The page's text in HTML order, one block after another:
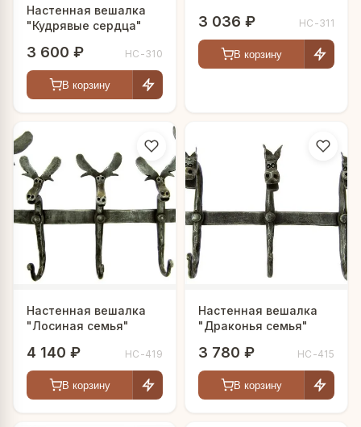
Настенная вешалка
"Кудрявые сердца"
3 600 ₽ HC-310
В корзину
3 036 ₽ HC-311
В корзину
Настенная вешалка
"Лосиная семья"
4 140 ₽ HC-419
В корзину
Настенная вешалка
"Драконья семья"
3 780 ₽ HC-415
В корзину